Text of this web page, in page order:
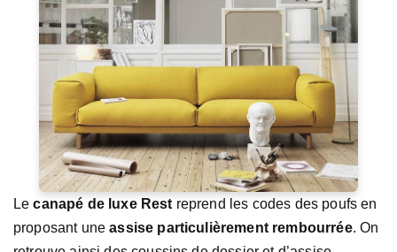
Lecanapé de luxe Rest reprend les codes des poufs en
proposant uneassise particulièrement rembourrée. On